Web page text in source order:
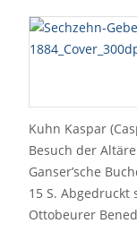
Kuhn Kaspar
Besuch der
Ganser’sche
15 S.
Ottobeurer